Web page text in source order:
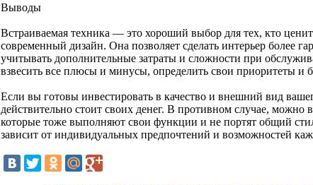
Выводы
Встраиваемая техника — это хороший выбор для тех, кто
современный дизайн. Она позволяет сделать интерьер более
учитывать дополнительные затраты и сложности при
взвесить все плюсы и минусы, определить свои приоритеты и
Если вы готовы инвестировать в качество и внешний вид
действительно стоит своих денег. В противном случае, можно
которые тоже выполняют свои функции и не портят общий
зависит от индивидуальных предпочтений и возможностей